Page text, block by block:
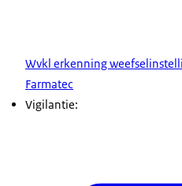
Wvkl erkenning
Farmatec
Vigilantie: